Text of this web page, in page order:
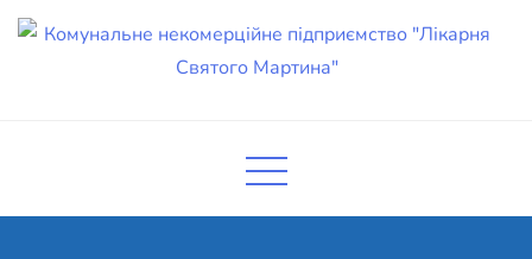
Skip
підприємство "Лікарня Святого